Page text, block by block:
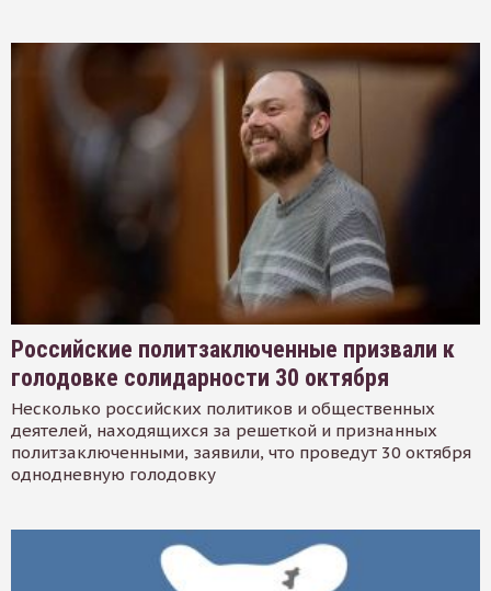
Российские политзаключенные призвали к
голодовке солидарности 30 октября
Несколько российских политиков и общественных
деятелей, находящихся за решеткой и признанных
политзаключенными, заявили, что проведут 30 октября
однодневную голодовку